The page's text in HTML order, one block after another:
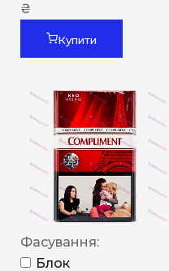
₴
Купити
Фасування:
Блок